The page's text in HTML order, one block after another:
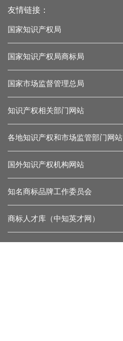
友情链接：
国家知识产权局
国家知识产权局商标局
国家市场监督管理总局
知识产权相关部门网站
各地知识产权和市场监管部门网站
国外知识产权机构网站
知名商标品牌工作委员会
商标人才库（中知英才网）